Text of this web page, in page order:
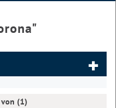
"
von (1)